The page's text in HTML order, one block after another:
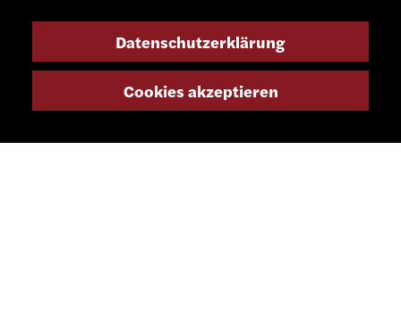
Rue Nomlieutant 1
Schweiz
0041 32 491 67 00
https://www.smsa.ch
Datenschutzerklärung
Cookies akzeptieren